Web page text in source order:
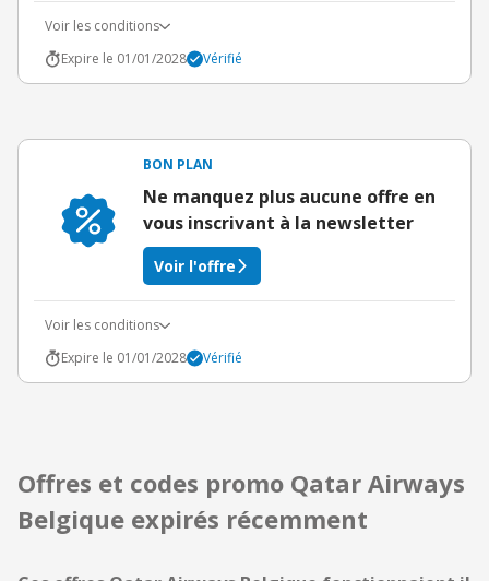
Voir les conditions
Expire le 01/01/2028
Vérifié
BON PLAN
Ne manquez plus aucune offre en
vous inscrivant à la newsletter
Voir l'offre
Voir les conditions
Expire le 01/01/2028
Vérifié
Offres et codes promo Qatar Airways
Belgique expirés récemment